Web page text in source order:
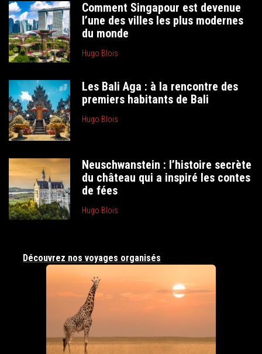
Comment Singapour est devenue
l’une des villes les plus modernes
du monde
Hugo Blois
Les Bali Aga : à la rencontre des
premiers habitants de Bali
Hugo Blois
Neuschwanstein : l’histoire secrète
du château qui a inspiré les contes
de fées
Hugo Blois
Découvrez nos voyages organisés